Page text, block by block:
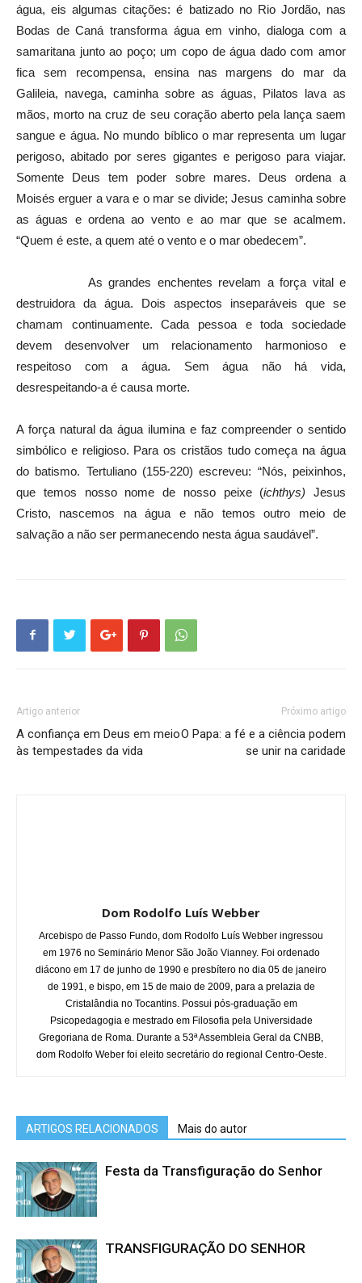
água, eis algumas citações: é batizado no Rio Jordão, nas
Bodas de Caná transforma água em vinho, dialoga com a
samaritana junto ao poço; um copo de água dado com amor
fica sem recompensa, ensina nas margens do mar da
Galileia, navega, caminha sobre as águas, Pilatos lava as
mãos, morto na cruz de seu coração aberto pela lança saem
sangue e água. No mundo bíblico o mar representa um lugar
perigoso, abitado por seres gigantes e perigoso para viajar.
Somente Deus tem poder sobre mares. Deus ordena a
Moisés erguer a vara e o mar se divide; Jesus caminha sobre
as águas e ordena ao vento e ao mar que se acalmem.
“Quem é este, a quem até o vento e o mar obedecem”.
As grandes enchentes revelam a força vital e
destruidora da água. Dois aspectos inseparáveis que se
chamam continuamente. Cada pessoa e toda sociedade
devem desenvolver um relacionamento harmonioso e
respeitoso com a água. Sem água não há vida,
desrespeitando-a é causa morte.
A força natural da água ilumina e faz compreender o sentido
simbólico e religioso. Para os cristãos tudo começa na água
do batismo. Tertuliano (155-220) escreveu: “Nós, peixinhos,
que temos nosso nome de nosso peixe (ichthys) Jesus
Cristo, nascemos na água e não temos outro meio de
salvação a não ser permanecendo nesta água saudável”.
Artigo anterior
A confiança em Deus em meio
às tempestades da vida
Próximo artigo
O Papa: a fé e a ciência podem
se unir na caridade
Dom Rodolfo Luís Webber
Arcebispo de Passo Fundo, dom Rodolfo Luís Webber ingressou
em 1976 no Seminário Menor São João Vianney. Foi ordenado
diácono em 17 de junho de 1990 e presbítero no dia 05 de janeiro
de 1991, e bispo, em 15 de maio de 2009, para a prelazia de
Cristalândia no Tocantins. Possui pós-graduação em
Psicopedagogia e mestrado em Filosofia pela Universidade
Gregoriana de Roma. Durante a 53ª Assembleia Geral da CNBB,
dom Rodolfo Weber foi eleito secretário do regional Centro-Oeste.
ARTIGOS RELACIONADOS Mais do autor
Festa da Transfiguração do Senhor
TRANSFIGURAÇÃO DO SENHOR